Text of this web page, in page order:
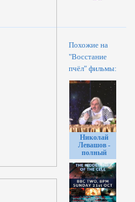
Похожие на
"Восстание
пчёл" фильмы:
Николай
Левашов -
полный
видеоархив
выступлений